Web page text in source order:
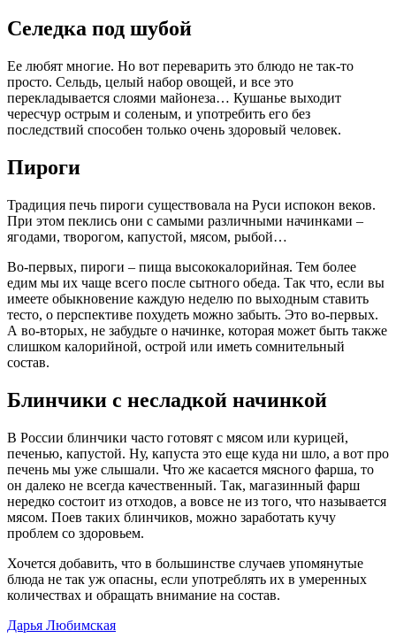
Селедка под шубой
Ее любят многие. Но вот переварить это блюдо не так-то
просто. Сельдь, целый набор овощей, и все это
перекладывается слоями майонеза… Кушанье выходит
чересчур острым и соленым, и употребить его без
последствий способен только очень здоровый человек.
Пироги
Традиция печь пироги существовала на Руси испокон веков.
При этом пеклись они с самыми различными начинками –
ягодами, творогом, капустой, мясом, рыбой…
Во-первых, пироги – пища высококалорийная. Тем более
едим мы их чаще всего после сытного обеда. Так что, если вы
имеете обыкновение каждую неделю по выходным ставить
тесто, о перспективе похудеть можно забыть. Это во-первых.
А во-вторых, не забудьте о начинке, которая может быть также
слишком калорийной, острой или иметь сомнительный
состав.
Блинчики с несладкой начинкой
В России блинчики часто готовят с мясом или курицей,
печенью, капустой. Ну, капуста это еще куда ни шло, а вот про
печень мы уже слышали. Что же касается мясного фарша, то
он далеко не всегда качественный. Так, магазинный фарш
нередко состоит из отходов, а вовсе не из того, что называется
мясом. Поев таких блинчиков, можно заработать кучу
проблем со здоровьем.
Хочется добавить, что в большинстве случаев упомянутые
блюда не так уж опасны, если употреблять их в умеренных
количествах и обращать внимание на состав.
Дарья Любимская